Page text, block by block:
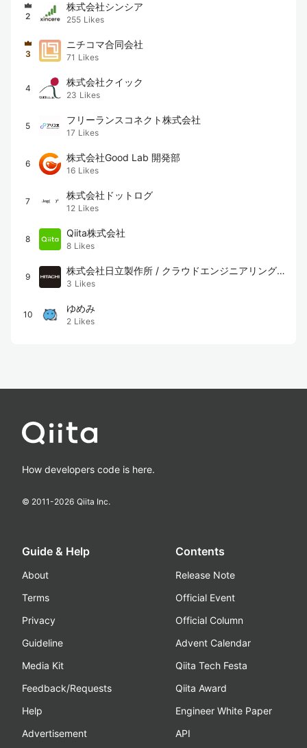
2
株式会社シンシア
255 Likes
3
ニチコマ合同会社
71 Likes
4
株式会社クイック
23 Likes
5
フリーランスコネクト株式会社
17 Likes
6
株式会社Good Lab 開発部
16 Likes
7
株式会社ドットログ
12 Likes
8
Qiita株式会社
8 Likes
9
株式会社日立製作所 / クラウドエンジニアリング
チーム
3 Likes
10
ゆめみ
2 Likes
How developers code is here.
© 2011-2026 Qiita Inc.
Guide & Help
About
Terms
Privacy
Guideline
Media Kit
Feedback/Requests
Help
Advertisement
Contents
Release Note
Official Event
Official Column
Advent Calendar
Qiita Tech Festa
Qiita Award
Engineer White Paper
API